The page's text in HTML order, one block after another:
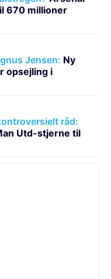
670 millioner
Jensen: Ny
opsejling i
råd:
Utd-stjerne til